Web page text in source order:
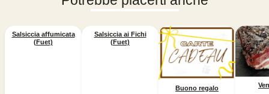
Salsiccia affumicata
(Fuet)
Salsiccia ai Fichi
(Fuet)
Buono regalo